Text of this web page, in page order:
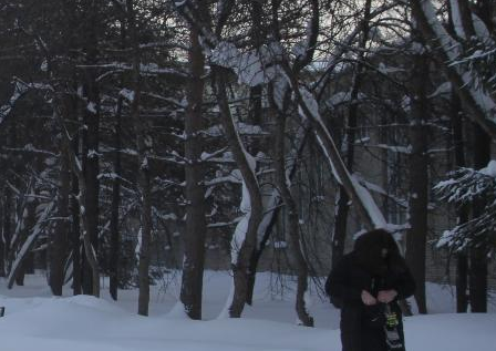
региональный компонент курса
«Россия – мои горизонты»
поможет школьникам с
выбором актуальной профессии
5 августа 2026
НГПУ ждет первокурсников на
собрания по зачислению
4 августа 2026